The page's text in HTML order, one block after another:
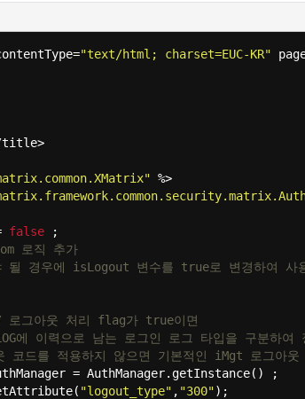
"text/html; charset=EUC-KR"
title>
%>
false
;
로직 추가
될 경우에 isLogout 변수를 true로 변경하여 사
그아웃 처리 flag가 true이면
에 이력으로 남는 로그인 로그 타입을 구분하
코드를 적용하지 않으면 기본적인 iMgt 로그아
= AuthManager.getInstance() ;
"logout_type" , "300");